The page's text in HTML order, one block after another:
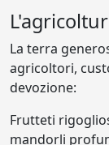
La terra
agricoltori,
devozione:
Frutteti
mandorli